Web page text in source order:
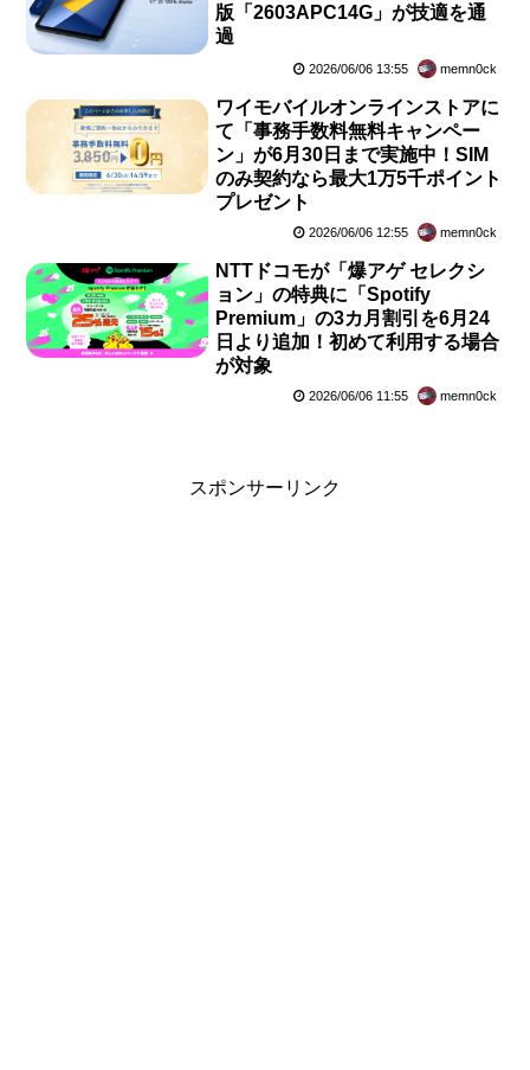
版「2603APC14G」が技適を通
過
2026/06/06 13:55 memn0ck
ワイモバイルオンラインストアに
て「事務手数料無料キャンペー
ン」が6月30日まで実施中！SIM
のみ契約なら最大1万5千ポイント
プレゼント
2026/06/06 12:55 memn0ck
NTTドコモが「爆アゲ セレクシ
ョン」の特典に「Spotify
Premium」の3カ月割引を6月24
日より追加！初めて利用する場合
が対象
2026/06/06 11:55 memn0ck
スポンサーリンク